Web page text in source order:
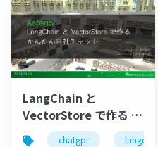
LangChain と
VectorStore で作る か
んたん自社チャット
chatgpt langchain